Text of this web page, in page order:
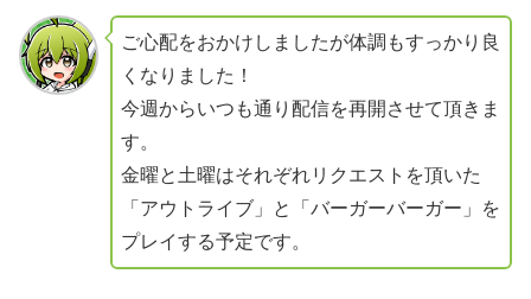
ご心配をおかけしましたが体調もすっかり良
くなりました！
今週からいつも通り配信を再開させて頂きま
す。
金曜と土曜はそれぞれリクエストを頂いた
「アウトライブ」と「バーガーバーガー」を
プレイする予定です。